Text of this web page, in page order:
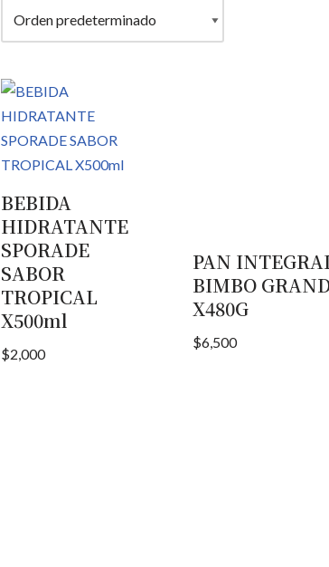
BEBIDA
HIDRATANTE
SPORADE
SABOR
TROPICAL
X500ml
$2,000
PAN
BIMBO
X480G
$6,500